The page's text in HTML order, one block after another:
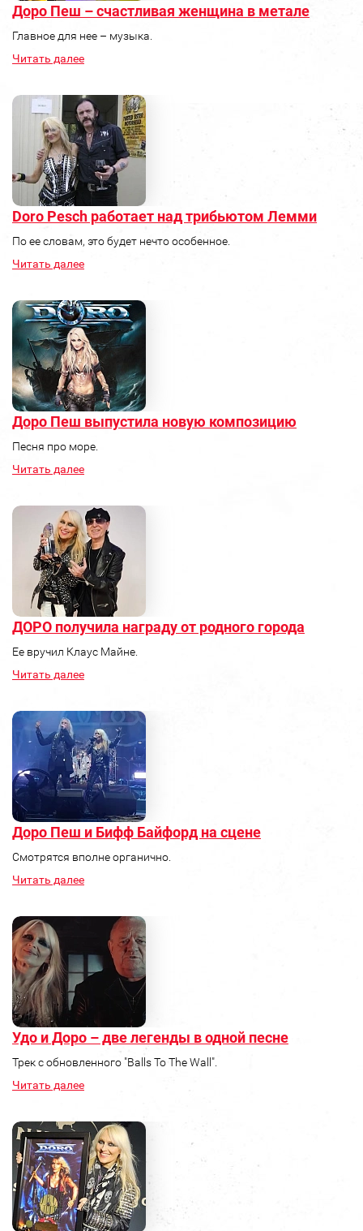
Доро Пеш – счастливая женщина в метале
Главное для нее – музыка.
Читать далее
Doro Pesch работает над трибьютом Лемми
По ее словам, это будет нечто особенное.
Читать далее
Доро Пеш выпустила новую композицию
Песня про море.
Читать далее
ДОРО получила награду от родного города
Ее вручил Клаус Майне.
Читать далее
Доро Пеш и Бифф Байфорд на сцене
Смотрятся вполне органично.
Читать далее
Удо и Доро – две легенды в одной песне
Трек с обновленного "Balls To The Wall".
Читать далее